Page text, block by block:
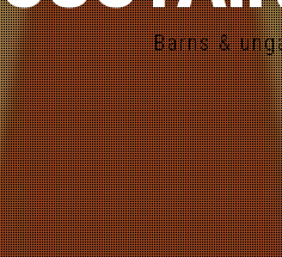
Barns &